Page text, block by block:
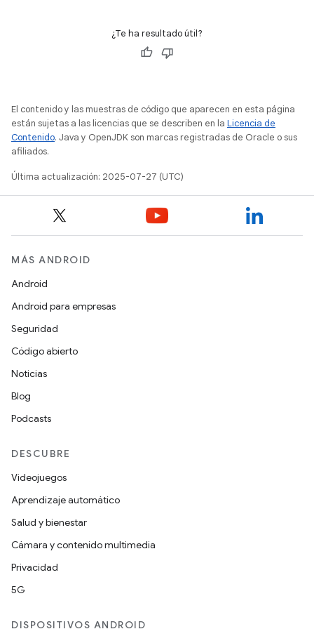
¿Te ha resultado útil?
El contenido y las muestras de código que aparecen en esta página
están sujetas a las licencias que se describen en la Licencia de
Contenido. Java y OpenJDK son marcas registradas de Oracle o sus
afiliados.
Última actualización: 2025-07-27 (UTC)
MÁS ANDROID
Android
Android para empresas
Seguridad
Código abierto
Noticias
Blog
Podcasts
DESCUBRE
Videojuegos
Aprendizaje automático
Salud y bienestar
Cámara y contenido multimedia
Privacidad
5G
DISPOSITIVOS ANDROID